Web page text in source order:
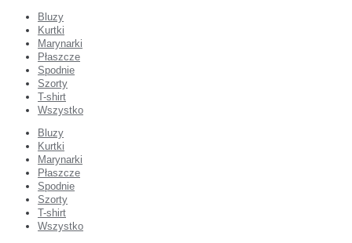
Bluzy
Kurtki
Marynarki
Płaszcze
Spodnie
Szorty
T-shirt
Wszystko
Bluzy
Kurtki
Marynarki
Płaszcze
Spodnie
Szorty
T-shirt
Wszystko